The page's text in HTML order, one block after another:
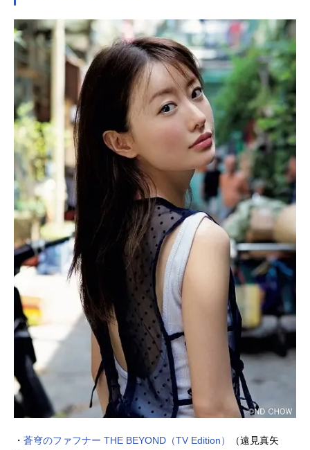
・ 蒼穹のファフナー THE BEYOND（TV Edition）
（遠見真矢